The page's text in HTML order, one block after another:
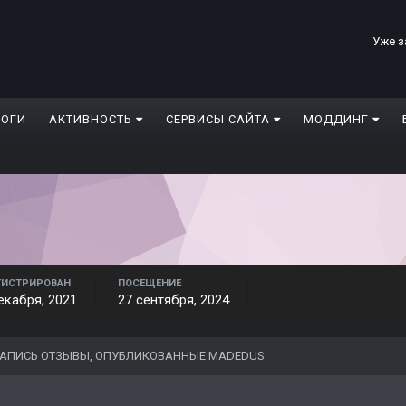
Уже
АКТИВНОСТЬ СЕРВИСЫ САЙТА МОДДИНГ
2021
ПОСЕЩЕНИЕ
27 сентября, 2024
ОТЗЫВЫ, ОПУБЛИКОВАННЫЕ MADEDUS